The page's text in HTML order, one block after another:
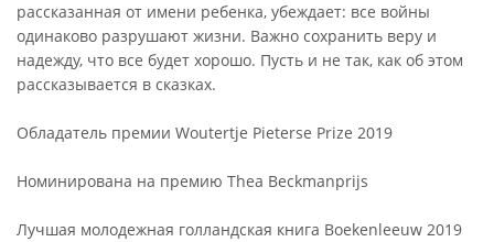
рассказанная от имени ребенка, убеждает: все войны
одинаково разрушают жизни. Важно сохранить веру и
надежду, что все будет хорошо. Пусть и не так, как об этом
рассказывается в сказках.
Обладатель премии Woutertje Pieterse Prize 2019
Номинирована на премию Thea Beckmanprijs
Лучшая молодежная голландская книга Boekenleeuw 2019